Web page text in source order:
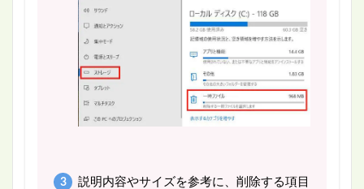
説明内容やサイズを参考に、削除する項目